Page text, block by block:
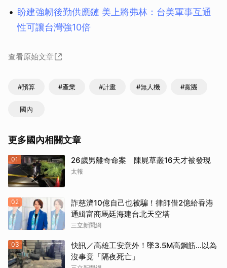
盼建強韌後勤供應鏈 美上將弗林：台美軍事互通
性可讓台灣強10倍
查看原始文章
#預算 #產業 #計畫 #無人機 #黨團
國內
更多國內相關文章
01 26歲男離奇命案 陳屍草叢16天才被發現
太報
02
詐慈濟10億自己也被騙！律師借2億給香港
通緝富商馬廷海建台北天空塔
三立新聞網
03
快訊／高雄工安意外！墜3.5M高鋼筋…以為
沒事竟「隔夜死亡」